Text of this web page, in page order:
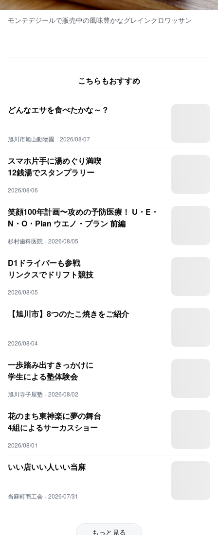
モンテデジールで販売中の風味豊かなグレインクロワッサン
こちらもおすすめ
どんなエサを食べたかな～？
旭川市旭山動物園 · 2026/08/07
スマホ片手に湯めぐり満喫
12銭湯でスタンプラリー
2026/08/06
笑顔100年計画〜攻めの予防医療！ U・E・
N・O・Plan ウエノ・プラン 前編
杉村歯科医院 · 2026/08/05
D1ドライバーも参戦
リンクスでドリフト競技
2026/08/05
【旭川市】8つのたこ焼きをご紹介
2026/08/04
一歩踏み出すきっかけに
学生による塾体験会
旭川寺子屋塾 · 2026/08/02
花のまち東神楽に夢の舞台
4組によるサーカスショー
2026/08/01
いい店いい人いい当麻
当麻町商工会 · 2026/07/31
もっと見る